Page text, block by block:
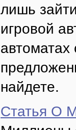
лишь
игровой
автоматах
найдете.
Статья О